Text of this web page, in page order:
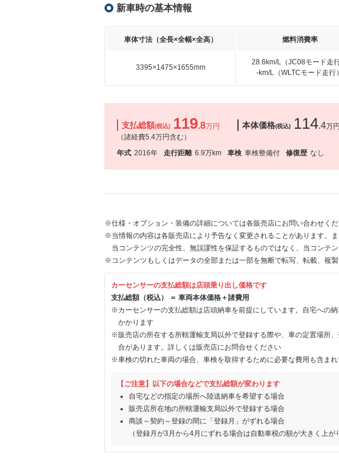
新車時の基本情報
車体寸法（全長×全幅×全高） 燃料消費率
3395×1475×1655mm
28.6km/L（JC08モード走行
-km/L（WLTCモード走行）
支払総額(税込) 119.8万円
（諸経費5.4万円含む）
本体価格(税込) 114.4万円
年式 2016年 走行距離 6.9万km 車検 車検整備付 修復歴 なし
※仕様・オプション・装備の詳細については各販売店にお問い合わせくだ
※当情報の内容は各販売店により予告なく変更されることがあります。
当コンテンツの完全性、無誤謬性を保証するものではなく、当コンテ
※コンテンツもしくはデータの全部または一部を無断で転写、転載、複製
カーセンサーの支払総額は店頭乗り出し価格です
支払総額（税込） ＝ 車両本体価格＋諸費用
※カーセンサーの支払総額は店頭納車を前提にしています。自宅への
かかります
※販売店の所在する所轄運輸支局以外で登録する際や、車の定置場所
合があります。詳しくは販売店にお問合せください
※車検の切れた車両の場合、車検を取得するために必要な費用も含ま
【ご注意】以下の場合などで支払総額が変わります
自宅などの指定の場所へ陸送納車を希望する場合
販売店所在地の所轄運輸支局以外で登録する場合
商談～契約～登録の間に「登録月」がずれる場合
（登録月が3月から4月にずれる場合は自動車税の額が大きく上が